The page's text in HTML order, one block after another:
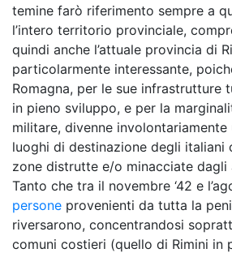
temine farò riferimento sempre a
l’intero territorio provinciale,
quindi anche l’attuale provincia di
particolarmente interessante,
Romagna, per le sue infrastrutture
in pieno sviluppo, e per la
militare, divenne
luoghi di destinazione degli italiani
zone distrutte e/o minacciate dagli
Tanto che tra il novembre ‘42 e
persone provenienti da tutta la
riversarono, concentrandosi
comuni costieri (quello di Rimini in